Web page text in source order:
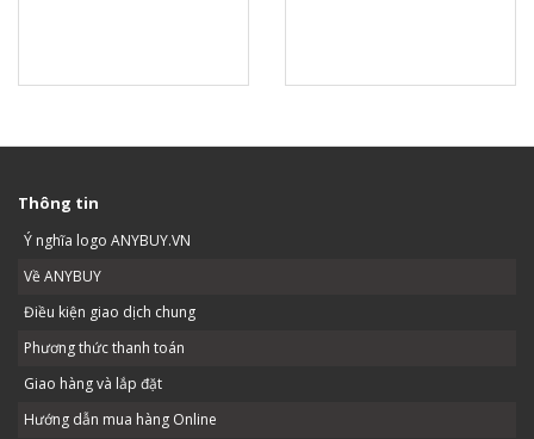
Thông tin
Ý nghĩa logo ANYBUY.VN
Về ANYBUY
Điều kiện giao dịch chung
Phương thức thanh toán
Giao hàng và lắp đặt
Hướng dẫn mua hàng Online